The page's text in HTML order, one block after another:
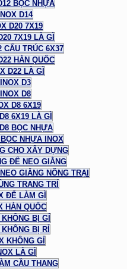
BỌC NHỰA
D14
D20 7X19
7X19 LÀ GÌ
CẤU TRÚC 6X37
HÀN QUỐC
D22 LÀ GÌ
D3
D8
D8 6X19
6X19 LÀ GÌ
BỌC NHỰA
NHỰA INOX
CHO XÂY DỰNG
ĐỂ NEO GIẰNG
GIẰNG NÔNG TRẠI
TRANG TRÍ
ĐỂ LÀM GÌ
HÀN QUỐC
BỊ GỈ
BỊ RỈ
KHÔNG GỈ
LÀ GÌ
CẦU THANG